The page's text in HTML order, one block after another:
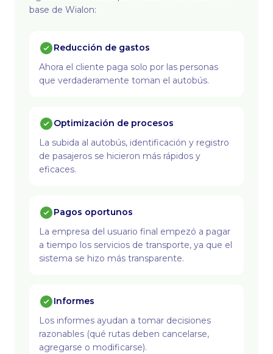
base de Wialon:
Reducción de gastos
Ahora el cliente paga solo por las personas
que verdaderamente toman el autobús.
Optimización de procesos
La subida al autobús, identificación y registro
de pasajeros se hicieron más rápidos y
eficaces.
Pagos oportunos
La empresa del usuario final empezó a pagar
a tiempo los servicios de transporte, ya que el
sistema se hizo más transparente.
Informes
Los informes ayudan a tomar decisiones
razonables (qué rutas deben cancelarse,
agregarse o modificarse).